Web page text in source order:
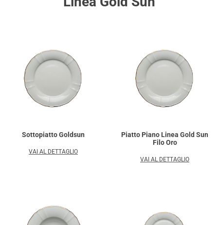
Sottopiatto Goldsun
VAI AL DETTAGLIO
Piatto Piano Linea Gold Sun
Filo Oro
VAI AL DETTAGLIO